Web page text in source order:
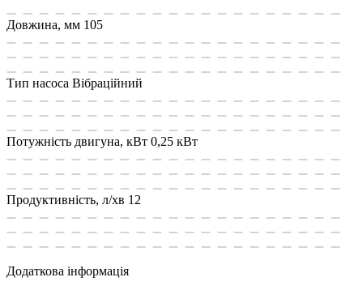
Довжина, мм 105
Тип насоса Вібраційний
Потужність двигуна, кВт 0,25 кВт
Продуктивність, л/хв 12
Додаткова інформація